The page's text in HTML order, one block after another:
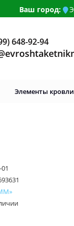
Ваш город:
648-92-94
Элементы кровли